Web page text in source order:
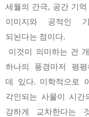
세월의 간극, 공간 기
이미지와 공적인
되뇐다는 점이다.
이것이 의미하는 건
하나의 풍경마저 평
데 있다. 미학적으로
각인되는 사물이 시간
강하게 교차한다는